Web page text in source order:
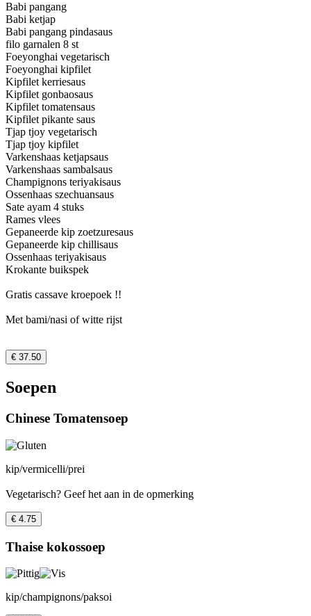
Babi pangang
Babi ketjap
Babi pangang pindasaus
filo garnalen 8 st
Foeyonghai vegetarisch
Foeyonghai kipfilet
Kipfilet kerriesaus
Kipfilet gonbaosaus
Kipfilet tomatensaus
Kipfilet pikante saus
Tjap tjoy vegetarisch
Tjap tjoy kipfilet
Varkenshaas ketjapsaus
Varkenshaas sambalsaus
Champignons teriyakisaus
Ossenhaas szechuansaus
Sate ayam 4 stuks
Rames vlees
Gepaneerde kip zoetzuresaus
Gepaneerde kip chillisaus
Ossenhaas teriyakisaus
Krokante buikspek
Gratis cassave kroepoek !!
Met bami/nasi of witte rijst
€ 37.50
Soepen
Chinese Tomatensoep
kip/vermicelli/prei
Vegetarisch? Geef het aan in de opmerking
€ 4.75
Thaise kokossoep
kip/champignons/paksoi